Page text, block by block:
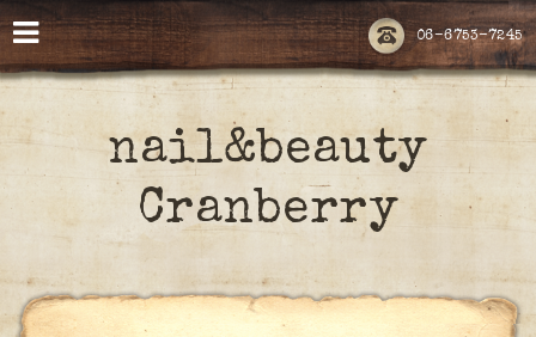
06-6753-7245
nail&beauty
Cranberry